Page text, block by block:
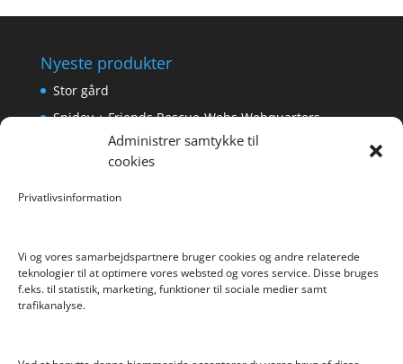
Administrer samtykke til
cookies
Privatlivsinformation
Vi og vores samarbejdspartnere bruger cookies og andre relaterede
teknologier til at optimere vores websted og vores service. Disse bruges
f.eks. til statistik, marketing, funktioner til sociale medier samt
trafikanalyse.
Nyeste produkter
Stor gård
Spidey + Friends Rescue-Webs Webquarters
Forlængerkabel til håndkontrol 2×2 m.
Pokemon Skoletaske med 4 Dele
Hyggeligt fehjem med gyldent enhjørning
Info